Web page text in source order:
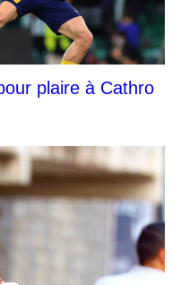
plaire à Cathro